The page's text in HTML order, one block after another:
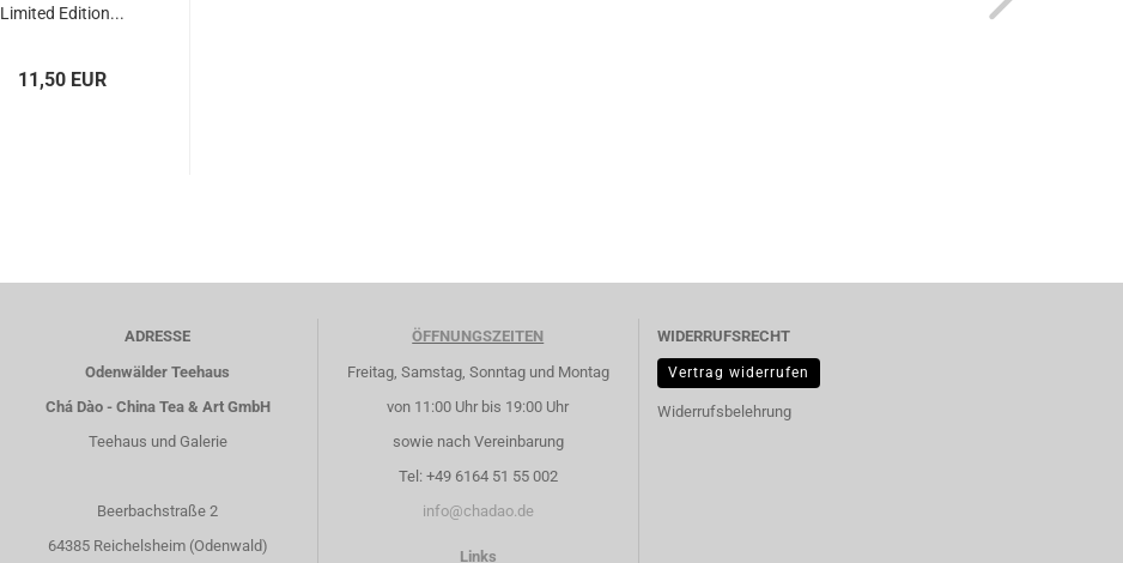
Limited Edition...
11,50 EUR
ADRESSE
Odenwälder Teehaus
Chá Dào - China Tea & Art GmbH
Teehaus und Galerie
Beerbachstraße 2
64385 Reichelsheim (Odenwald)
ÖFFNUNGSZEITEN
Freitag, Samstag, Sonntag und Montag
von 11:00 Uhr bis 19:00 Uhr
sowie nach Vereinbarung
Tel: +49 6164 51 55 002
info@chadao.de
Links
WIDERRUFSRECHT
Vertrag widerrufen
Widerrufsbelehrung